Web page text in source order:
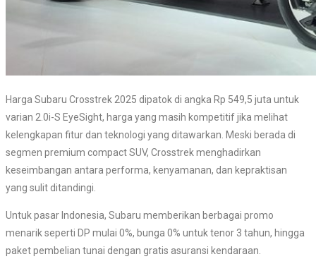
Harga Subaru Crosstrek 2025 dipatok di angka Rp 549,5 juta untuk
varian 2.0i-S EyeSight, harga yang masih kompetitif jika melihat
kelengkapan fitur dan teknologi yang ditawarkan. Meski berada di
segmen premium compact SUV, Crosstrek menghadirkan
keseimbangan antara performa, kenyamanan, dan kepraktisan
yang sulit ditandingi.
Untuk pasar Indonesia, Subaru memberikan berbagai promo
menarik seperti DP mulai 0%, bunga 0% untuk tenor 3 tahun, hingga
paket pembelian tunai dengan gratis asuransi kendaraan.